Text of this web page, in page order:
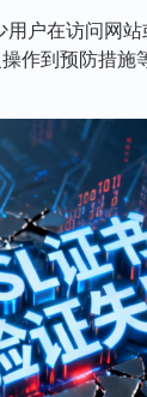
户在访问网
到预防措